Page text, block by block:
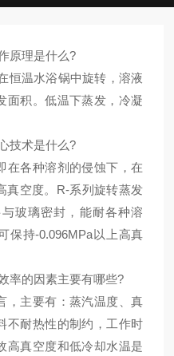
原理是什么?
温水浴锅中旋转，溶液
面积。低温下蒸发，冷凝
术是什么?
各种溶剂的侵蚀下，在
真空度。R-系列旋转蒸发
玻璃密封，能耐各种溶
保持-0.096MPa以上高真
的因素主要有哪些?
主要有：蒸汽温度、真
不耐热性的制约，工作时
高真空度和低冷却水温是